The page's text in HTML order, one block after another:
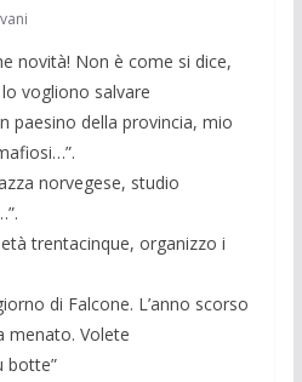
novità! Non è come si dice,
vogliono salvare
paesino della provincia, mio
norvegese, studio
trentacinque, organizzo i
di Falcone. L’anno scorso
menato. Volete
botte”